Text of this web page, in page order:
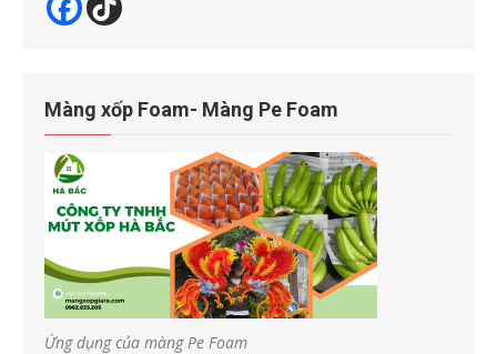
Màng xốp Foam- Màng Pe Foam
Ứng dụng của màng Pe Foam